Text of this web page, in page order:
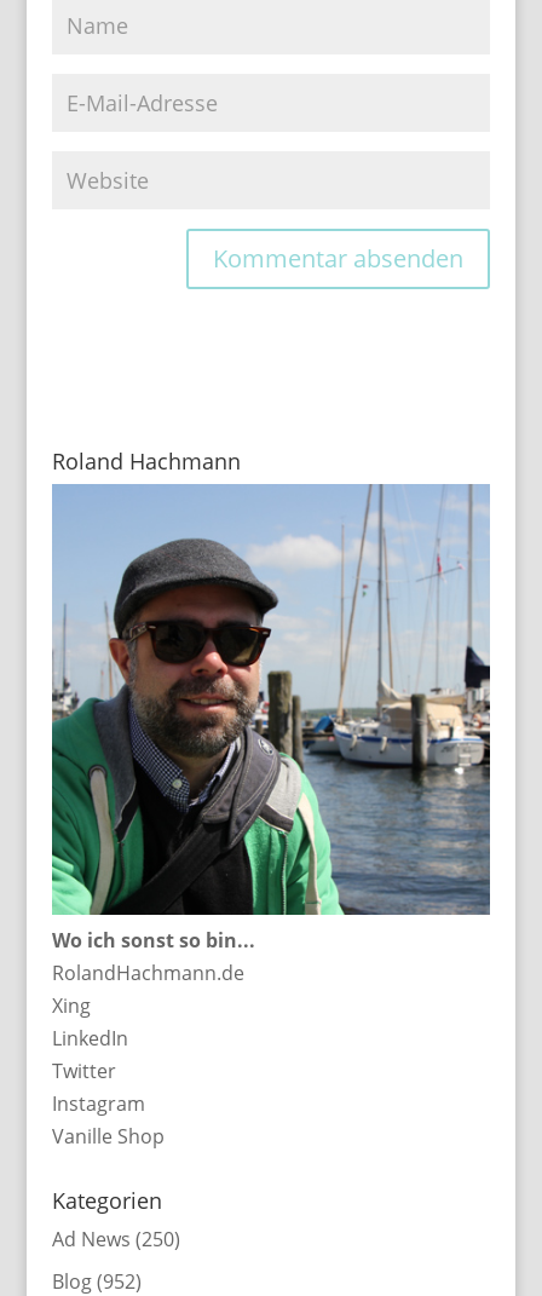
Roland Hachmann
Wo ich sonst so bin...
RolandHachmann.de
Xing
LinkedIn
Twitter
Instagram
Vanille Shop
Kategorien
Ad News (250)
Blog(952)